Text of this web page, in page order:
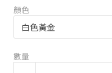
顏色
數量